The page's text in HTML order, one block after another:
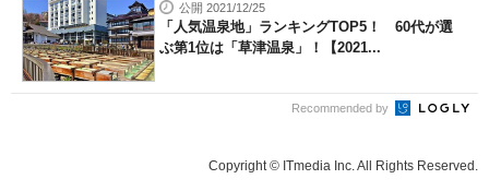
公開 2021/12/25
「人気温泉地」ランキングTOP5！ 60代が選
ぶ第1位は「草津温泉」！【2021...
Recommended by
Copyright © ITmedia Inc. All Rights Reserved.